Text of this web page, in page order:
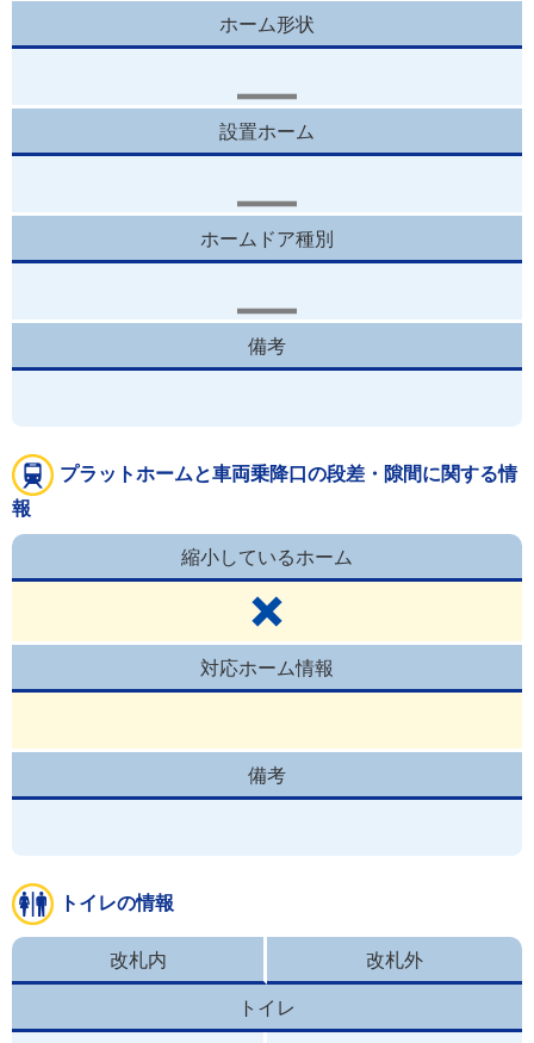
ホーム形状
設置ホーム
ホームドア種別
備考
プラットホームと車両乗降口の段差・隙間に関する情
報
縮小しているホーム
対応ホーム情報
備考
トイレの情報
改札内 改札外
トイレ